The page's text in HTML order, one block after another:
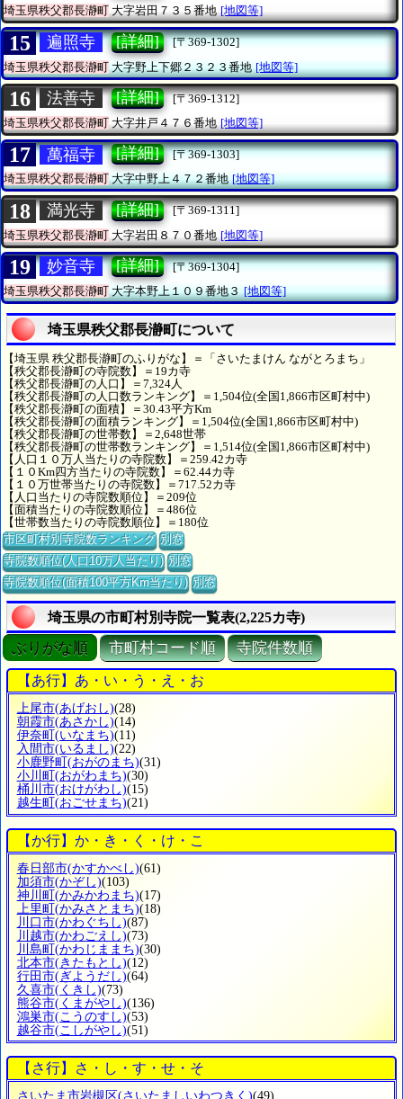
埼玉県秩父郡長瀞町大字岩田７３５番地 [地図等]
15 遍照寺 [詳細]
[〒369-1302]
埼玉県秩父郡長瀞町大字野上下郷２３２３番地 [地図等]
16 法善寺 [詳細]
[〒369-1312]
埼玉県秩父郡長瀞町 大字井戸４７６番地 [地図等]
17 萬福寺 [詳細]
[〒369-1303]
埼玉県秩父郡長瀞町大字中野上４７２番地 [地図等]
18 満光寺 [詳細]
[〒369-1311]
埼玉県秩父郡長瀞町 大字岩田８７０番地 [地図等]
19 妙音寺 [詳細]
[〒369-1304]
埼玉県秩父郡長瀞町大字本野上１０９番地３ [地図等]
埼玉県秩父郡長瀞町について
【埼玉県 秩父郡長瀞町のふりがな】＝「さいたまけん ながとろまち」
【秩父郡長瀞町の寺院数】＝19カ寺
【秩父郡長瀞町の人口】＝7,324人
【秩父郡長瀞町の人口数ランキング】＝1,504位(全国1,866市区町村中)
【秩父郡長瀞町の面積】＝30.43平方Km
【秩父郡長瀞町の面積ランキング】＝1,504位(全国1,866市区町村中)
【秩父郡長瀞町の世帯数】＝2,648世帯
【秩父郡長瀞町の世帯数ランキング】＝1,514位(全国1,866市区町村中)
【人口１０万人当たりの寺院数】＝259.42カ寺
【１０Km四方当たりの寺院数】＝62.44カ寺
【１０万世帯当たりの寺院数】＝717.52カ寺
【人口当たりの寺院数順位】＝209位
【面積当たりの寺院数順位】＝486位
【世帯数当たりの寺院数順位】＝180位
市区町村別寺院数ランキング 別窓
寺院数順位(人口10万人当たり) 別窓
寺院数順位(面積100平方Km当たり) 別窓
埼玉県の市町村別寺院一覧表(2,225カ寺)
ぶりがな順 市町村コード順 寺院件数順
【あ行】あ・い・う・え・お
上尾市(あげおし)(28)
朝霞市(あさかし)(14)
伊奈町 (いなまち)(11)
入間市(いるまし)(22)
小鹿野町 (おがのまち)(31)
小川町 (おがわまち)(30)
桶川市(おけがわし)(15)
越生町 (おごせまち)(21)
【か行】か・き・く・け・こ
春日部市(かすかべし)(61)
加須市(かぞし)(103)
神川町 (かみかわまち)(17)
上里町 (かみさとまち)(18)
川口市(かわぐちし)(87)
川越市(かわごえし)(73)
川島町 (かわじままち)(30)
北本市(きたもとし)(12)
行田市(ぎようだし)(64)
久喜市(くきし)(73)
熊谷市(くまがやし)(136)
鴻巣市(こうのすし)(53)
越谷市(こしがやし)(51)
【さ行】さ・し・す・せ・そ
さいたま市岩槻区(さいたましいわつきく)(49)